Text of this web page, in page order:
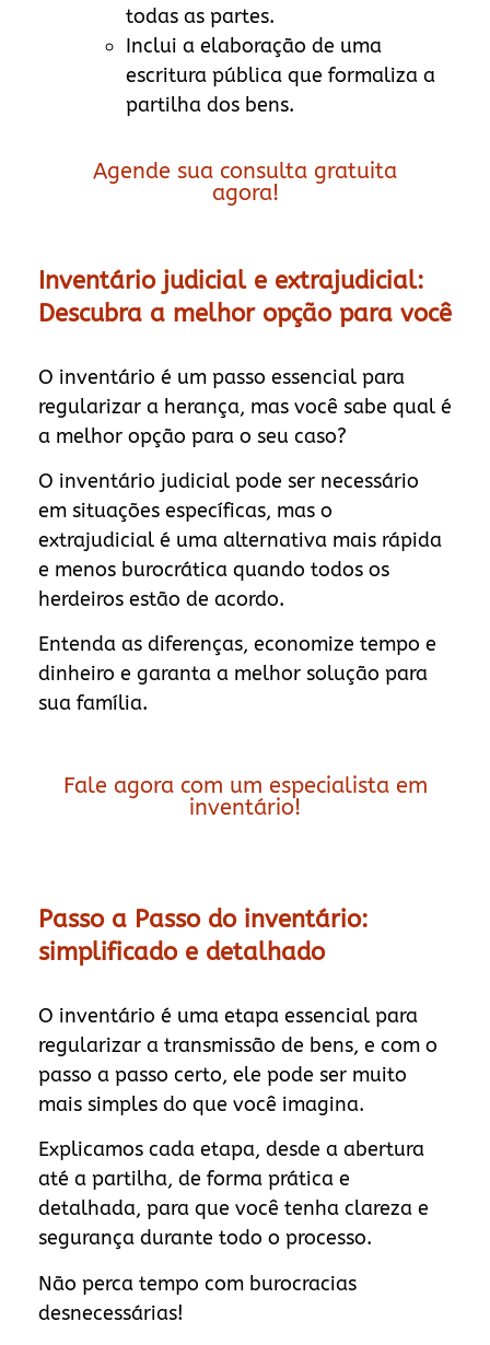
todas as partes.
Inclui a elaboração de uma
escritura pública que formaliza a
partilha dos bens.
Agende sua consulta gratuita
agora!
Inventário judicial e extrajudicial:
Descubra a melhor opção para você
O inventário é um passo essencial para
regularizar a herança, mas você sabe qual é
a melhor opção para o seu caso?
O inventário judicial pode ser necessário
em situações específicas, mas o
extrajudicial é uma alternativa mais rápida
e menos burocrática quando todos os
herdeiros estão de acordo.
Entenda as diferenças, economize tempo e
dinheiro e garanta a melhor solução para
sua família.
Fale agora com um especialista em
inventário!
Passo a Passo do inventário:
simplificado e detalhado
O inventário é uma etapa essencial para
regularizar a transmissão de bens, e com o
passo a passo certo, ele pode ser muito
mais simples do que você imagina.
Explicamos cada etapa, desde a abertura
até a partilha, de forma prática e
detalhada, para que você tenha clareza e
segurança durante todo o processo.
Não perca tempo com burocracias
desnecessárias!